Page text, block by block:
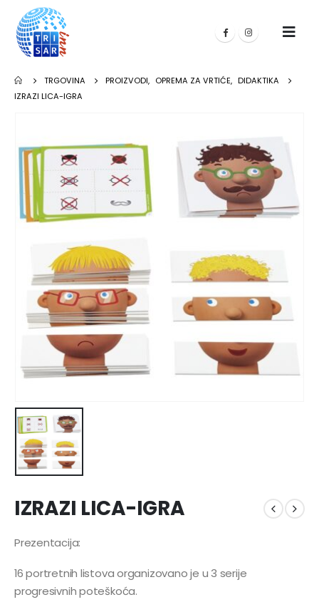
TRGOVINA PROIZVODI, OPREMA ZA VRTIĆE, DIDAKTIKA
IZRAZI LICA-IGRA
IZRAZI LICA-IGRA
Prezentacija:
16 portretnih listova organizovano je u 3 serije
progresivnih poteškoća.